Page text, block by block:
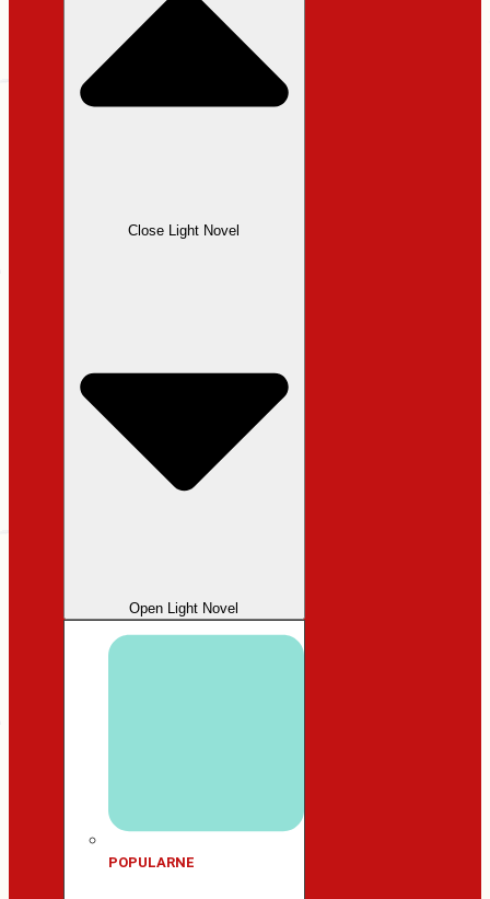
Close Light Novel
Open Light Novel
POPULARNE